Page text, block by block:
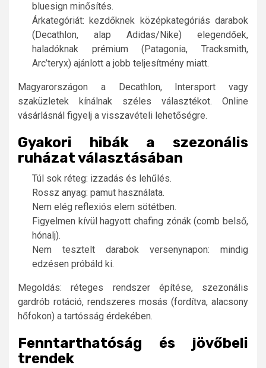
bluesign minősítés.
Árkategóriát: kezdőknek középkategóriás darabok
(Decathlon, alap Adidas/Nike) elegendőek,
haladóknak prémium (Patagonia, Tracksmith,
Arc’teryx) ajánlott a jobb teljesítmény miatt.
Magyarországon a Decathlon, Intersport vagy
szaküzletek kínálnak széles választékot. Online
vásárlásnál figyelj a visszavételi lehetőségre.
Gyakori hibák a szezonális
ruházat választásában
Túl sok réteg: izzadás és lehűlés.
Rossz anyag: pamut használata.
Nem elég reflexiós elem sötétben.
Figyelmen kívül hagyott chafing zónák (comb belső,
hónalj).
Nem tesztelt darabok versenynapon: mindig
edzésen próbáld ki.
Megoldás: réteges rendszer építése, szezonális
gardrób rotáció, rendszeres mosás (fordítva, alacsony
hőfokon) a tartósság érdekében.
Fenntarthatóság és jövőbeli
trendek